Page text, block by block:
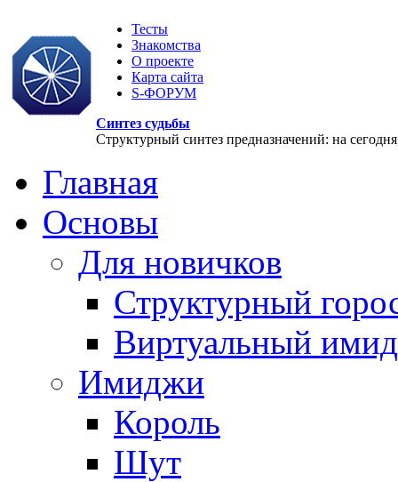
Тесты
Знакомства
О проекте
Карта сайта
S-ФОРУМ
Синтез судьбы
Структурный синтез предназначений: на
Главная
Основы
Для новичков
Структурный
Виртуальный
Имиджи
Король
Шут